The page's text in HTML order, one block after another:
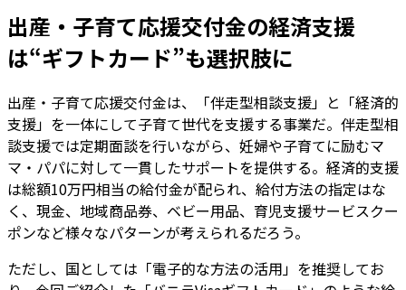
出産・子育て応援交付金の経済支援
は“ギフトカード”も選択肢に
出産・子育て応援交付金は、「伴走型相談支援」と「経済的
支援」を一体にして子育て世代を支援する事業だ。伴走型相
談支援では定期面談を行いながら、妊婦や子育てに励むマ
マ・パパに対して一貫したサポートを提供する。経済的支援
は総額10万円相当の給付金が配られ、給付方法の指定はな
く、現金、地域商品券、ベビー用品、育児支援サービスクー
ポンなど様々なパターンが考えられるだろう。
ただし、国としては「電子的な方法の活用」を推奨してお